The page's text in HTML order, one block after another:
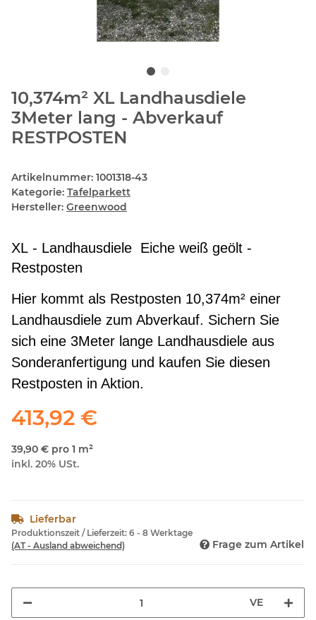
10,374m² XL Landhausdiele
3Meter lang - Abverkauf
RESTPOSTEN
Artikelnummer: 1001318-43
Kategorie: Tafelparkett
Hersteller: Greenwood
XL - Landhausdiele Eiche weiß geölt -
Restposten
Hier kommt als Restposten 10,374m² einer
Landhausdiele zum Abverkauf. Sichern Sie
sich eine 3Meter lange Landhausdiele aus
Sonderanfertigung und kaufen Sie diesen
Restposten in Aktion.
413,92 €
39,90 € pro 1 m²
inkl. 20% USt.
Lieferbar
Produktionszeit / Lieferzeit: 6 - 8 Werktage
(AT - Ausland abweichend)
Frage zum Artikel
VE